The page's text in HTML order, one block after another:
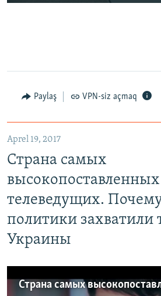
Paylaş VPN-siz açmaq
Aprel 19, 2017
Страна самых
высокопоставленных
телеведущих.
политики захватили
Украины